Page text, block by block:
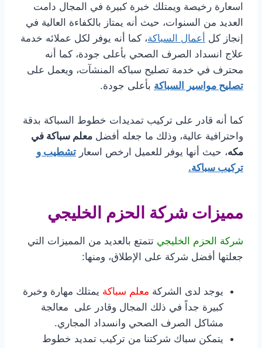
اسعارة رخيصة ويمتلك خبرة كبيرة في المجال دامت
العديد من السنوات، حيث أنه يمتاز بالكفاءة العالية في
إنجاز كل أعمال السباكة، كما أنه يوفر لكل عملائه خدمة
علاج انسداد الصرف الصحي بأعلى جودة، كما أنه
محترف في خدمة تصليح سباكه المنشآت، ويعمل على
تصليح مواسير السباكة بأعلى جودة.
كما أنه قادر على تركيب تمديدات خطوط السباكة بدقة
واحترافية عالية، وذلك ما جعله أفضل معلم سباكة في
مكه، حيث أنها يوفر للعميل ارخص اسعار تشطيب و
تركيب سباكة.
مميزات شركة الحزم الخليجي
شركة الحزم الخليجي تتمتع بالعديد من المميزات التي
جعلتها أفضل شركة على الإطلاق، ومنها:
يوجد لدى الشركة معلم سباكة يمتلك مهارة وخبرة
كبيرة جداً في ذلك المجال وقادر على معالجة
مشاكل الصرف الصحي وانسداد المجاري.
يتمكن سباك شركتنا من تركيب تمديد خطوط